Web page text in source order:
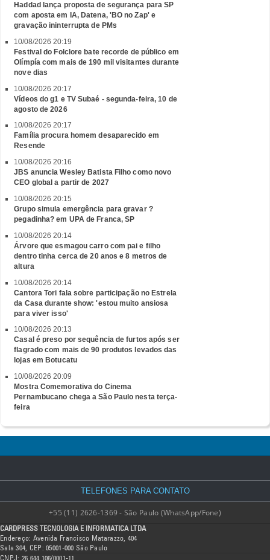
Haddad lança proposta de segurança para SP
com aposta em IA, Datena, 'BO no Zap' e
gravação ininterrupta de PMs
10/08/2026 20:19
Festival do Folclore bate recorde de público em
Olímpía com mais de 190 mil visitantes durante
nove dias
10/08/2026 20:17
Vídeos do g1 e TV Subaé - segunda-feira, 10 de
agosto de 2026
10/08/2026 20:17
Família procura homem desaparecido em
Resende
10/08/2026 20:16
JBS anuncia Wesley Batista Filho como novo
CEO global a partir de 2027
10/08/2026 20:15
Grupo simula emergência para gravar ?
pegadinha? em UPA de Franca, SP
10/08/2026 20:14
Árvore que esmagou carro com pai e filho
dentro tinha cerca de 20 anos e 8 metros de
altura
10/08/2026 20:14
Cantora Tori fala sobre participação no Estrela
da Casa durante show: 'estou muito ansiosa
para viver isso'
10/08/2026 20:13
Casal é preso por sequência de furtos após ser
flagrado com mais de 90 produtos levados das
lojas em Botucatu
10/08/2026 20:09
Mostra Comemorativa do Cinema
Pernambucano chega a São Paulo nesta terça-
feira
TELEFONES PARA CONTATO
+55 (11) 2626-1369 - São Paulo (WhatsApp/Fone)
CARDPRESS TECNOLOGIA E INFORMATICA LTDA
Endereço: Avenida Francisco Matarazzo, 404
Sala 304, CEP: 05001-000 São Paulo
CNPJ: 26.644.106/0001-11